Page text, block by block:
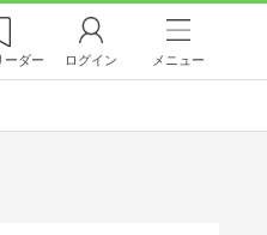
ーダー ログイン メニュー